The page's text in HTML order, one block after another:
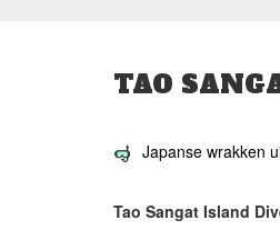
TAO
Japanse wrakken
Tao Sangat Island